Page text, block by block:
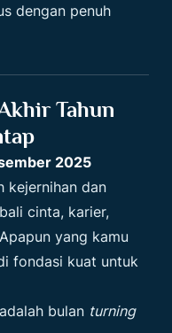
dengan penuh
Tahun
2025
kejernihan dan
cinta, karier,
yang kamu
fondasi kuat untuk
bulan turning